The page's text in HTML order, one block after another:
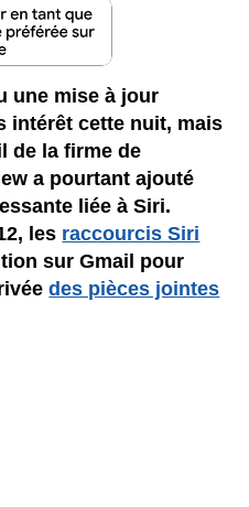
une mise à jour
intérêt cette nuit, mais
de la firme de
a pourtant ajouté
liée à Siri.
les raccourcis Siri
sur Gmail pour
des pièces jointes